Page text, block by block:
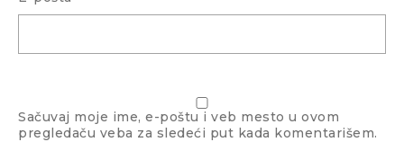
Prebojenost radi lakšeg
Sačuvaj moje ime, e-poštu i veb mesto u ovom
pregledaču veba za sledeći put kada komentarišem.